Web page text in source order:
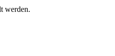
werden.